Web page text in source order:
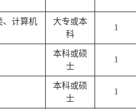
、计算机
大专或本
科
1
本科或硕
士
1
本科或硕
士
1